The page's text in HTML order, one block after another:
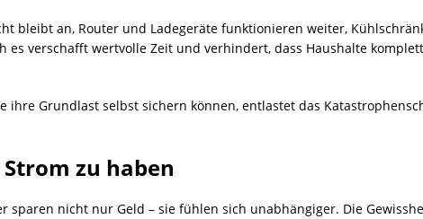
bleibt an, Router und Ladegeräte funktionieren weiter,
es verschafft wertvolle Zeit und verhindert, dass Haushalte
ihre Grundlast selbst sichern können, entlastet das
zu haben
nicht nur Geld – sie fühlen sich unabhängiger. Die